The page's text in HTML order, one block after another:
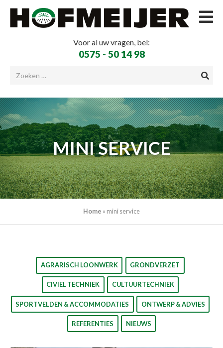
Voor al uw vragen, bel:
0575 - 50 14 98
MINI SERVICE
Home » mini service
AGRARISCH LOONWERK GRONDVERZET
CIVIEL TECHNIEK CULTUURTECHNIEK
SPORTVELDEN & ACCOMMODATIES ONTWERP & ADVIES
REFERENTIES NIEUWS